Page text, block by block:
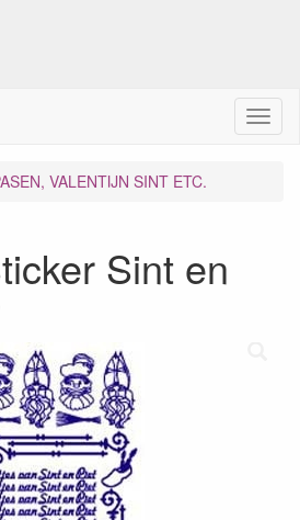
M
e
VALENTIJN SINT ETC.
Sint en